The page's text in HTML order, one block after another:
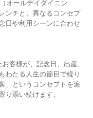
オールデイダイニン
ンチと、異なるコンセプ
日や利用シーンに合わせ
客様が、記念日、出産、
わたる人生の節目で繰り
」というコンセプトを追
り添い続けます。